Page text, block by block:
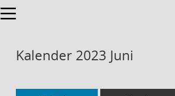
Toggle navigation
Kalender 2023 Juni